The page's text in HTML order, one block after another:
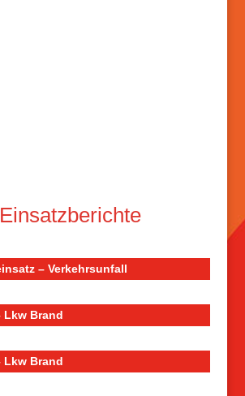
– Verkehrsunfall
Lkw Brand
Lkw Brand